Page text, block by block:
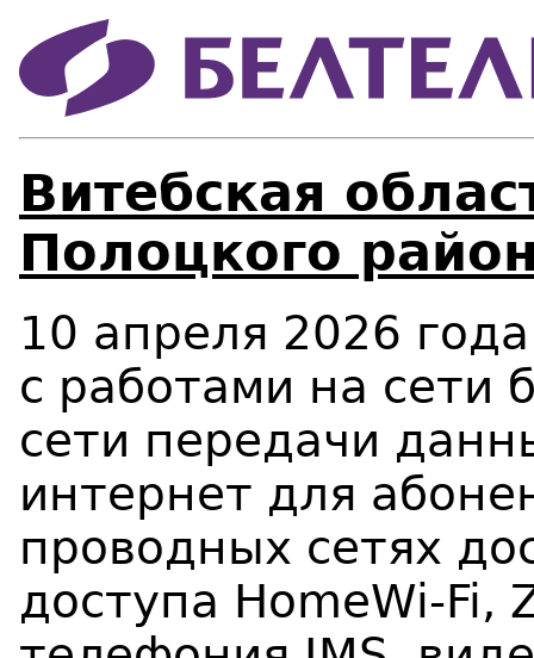
Витебская
Полоцкого
10 апреля 2026
с работами на сети
сети передачи
интернет для
проводных сетях
доступа HomeWi-Fi,